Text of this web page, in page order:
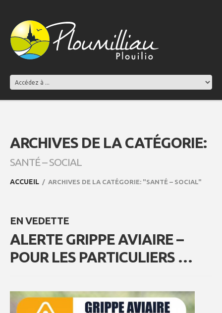
ARCHIVES DE LA CATÉGORIE:
SANTÉ – SOCIAL
ACCUEIL ARCHIVES DE LA CATÉGORIE: "SANTÉ – SOCIAL"
EN VEDETTE
ALERTE GRIPPE AVIAIRE –
POUR LES PARTICULIERS …